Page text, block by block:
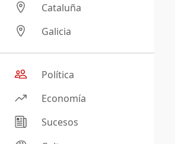
Cataluña
Galicia
Política
Economía
Sucesos